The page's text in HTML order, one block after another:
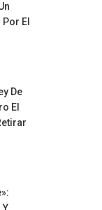
El
De
El